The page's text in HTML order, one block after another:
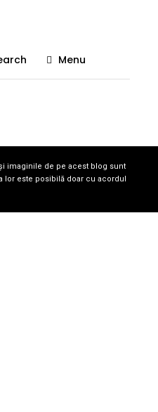
Menu
imaginile de pe acest blog sunt
lor este posibilă doar cu acordul